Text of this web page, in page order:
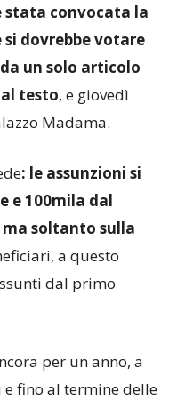
stata convocata la
dovrebbe votare
un solo articolo
testo, e giovedì
Madama.
: le assunzioni si
e 100mila dal
soltanto sulla
a questo
dal primo
per un anno, a
fino al termine delle